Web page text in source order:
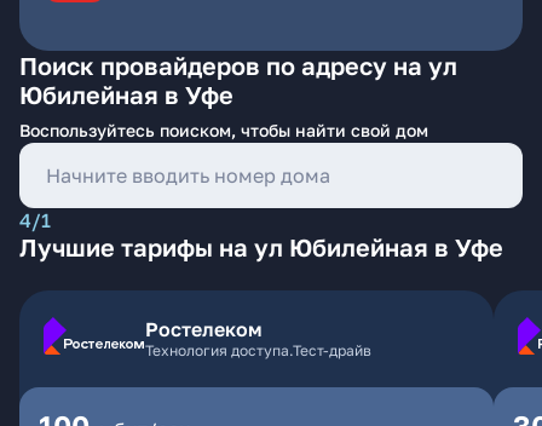
Поиск провайдеров по адресу на ул
Юбилейная в Уфе
Воспользуйтесь поиском, чтобы найти свой дом
4/1
Лучшие тарифы на ул Юбилейная в Уфе
Ростелеком
Технология доступа.Тест-драйв